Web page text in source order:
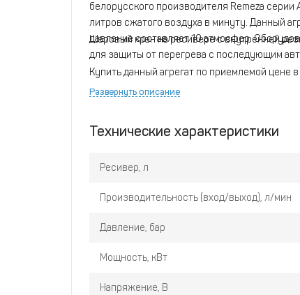
белорусского производителя Remeza
литров сжатого воздуха в минуту. Данный
давление составляет 10 атмосфер.
для защиты от перегрева с последующим
Шаровый кран на ресивере с внутренней
Купить данный агрегат по приемлемой
Развернуть описание
Технические характеристики
Ресивер, л
Производительность (вход/выход), л/мин
Давление, бар
Мощность, кВт
Напряжение, В